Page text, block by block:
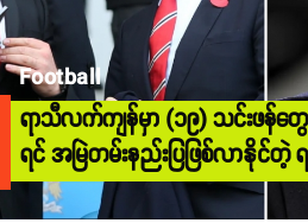
Football
ရာသီလက်ကျန်မှာ (၁၉) သင်းဖန်တွေ
ရင် အမြဲတမ်းနည်းပြဖြစ်လာနိုင်တဲ့ ရ